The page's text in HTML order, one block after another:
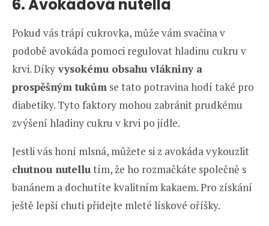
6. Avokádová nutella
Pokud vás trápí cukrovka, může vám svačina v
podobě avokáda pomoci regulovat hladinu cukru v
krvi. Díky vysokému obsahu vlákniny a
prospěšným tukům se tato potravina hodí také pro
diabetiky. Tyto faktory mohou zabránit prudkému
zvýšení hladiny cukru v krvi po jídle.
Jestli vás honí mlsná, můžete si z avokáda vykouzlit
chutnou nutellutím, že ho rozmačkáte společně s
banánem a dochutíte kvalitním kakaem. Pro získání
ještě lepší chuti přidejte mleté lískové oříšky.